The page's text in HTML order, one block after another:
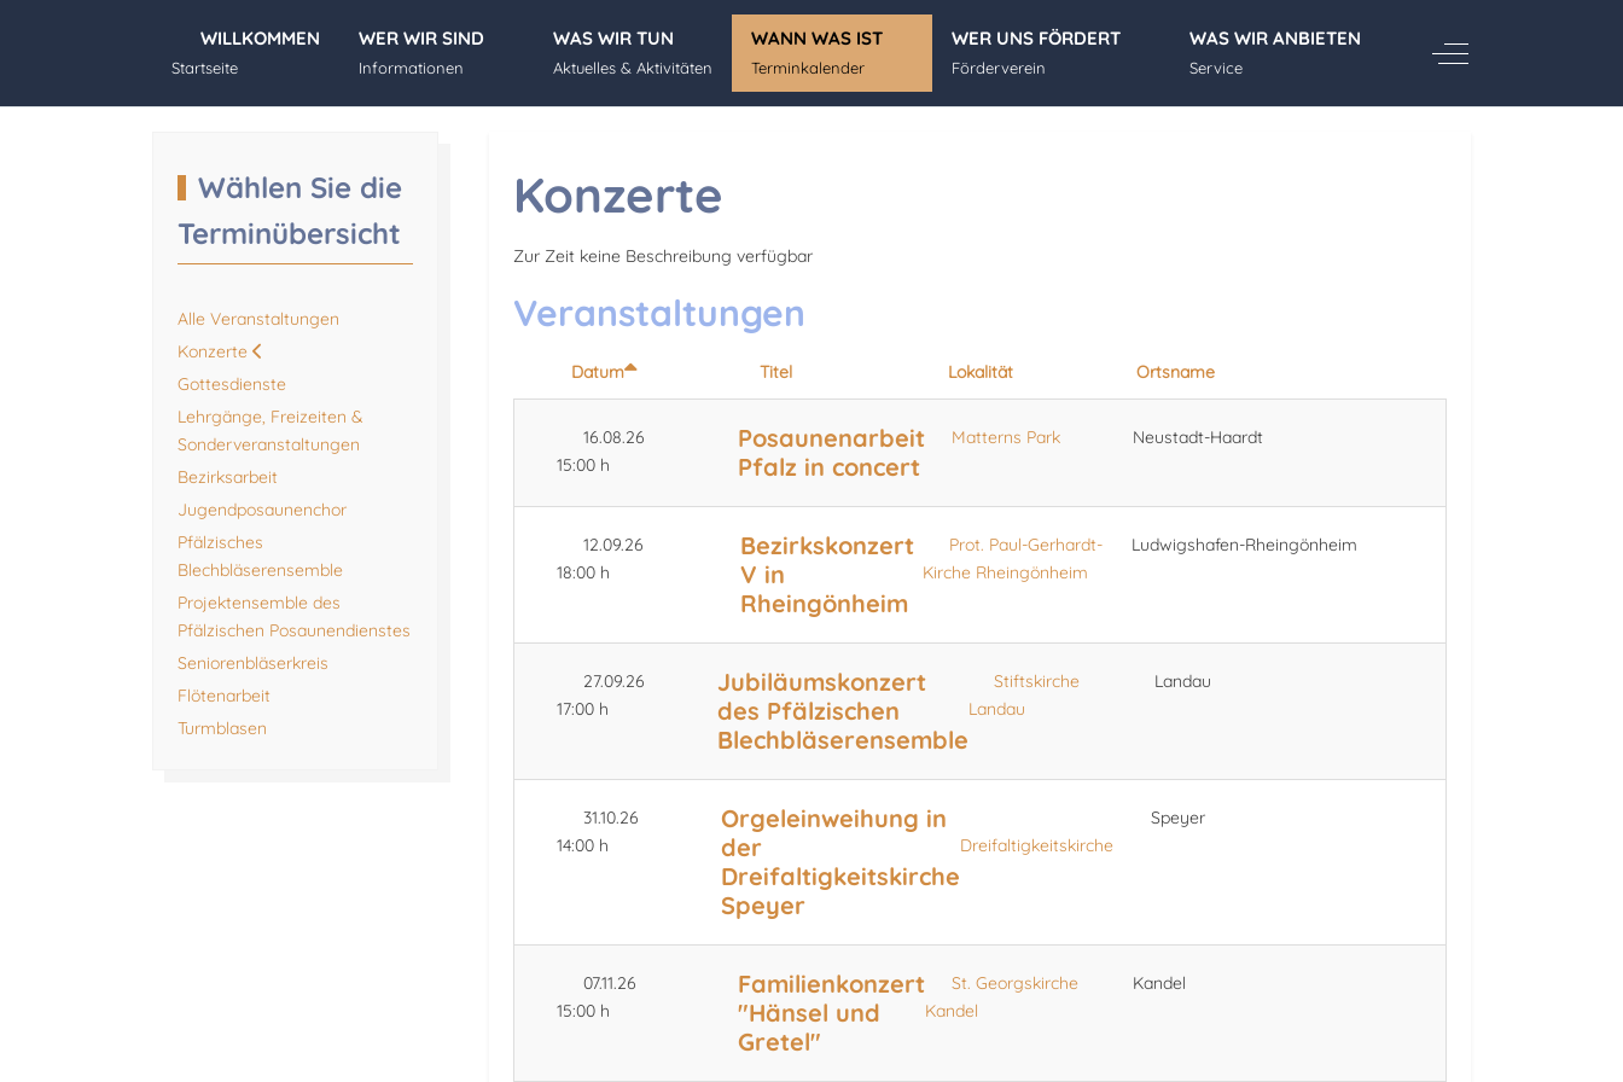
WILLKOMMEN
Startseite
WER WIR SIND
Informationen
WAS WIR TUN
Aktuelles & Aktivitäten
WANN WAS IST
Terminkalender
WER UNS FÖRDERT
Förderverein
WAS WIR ANBIETEN
Service
Off-Canvas Toggle
Wählen Sie die
Terminübersicht
Alle Veranstaltungen
Konzerte
Gottesdienste
Lehrgänge, Freizeiten &
Sonderveranstaltungen
Bezirksarbeit
Jugendposaunenchor
Pfälzisches
Blechbläserensemble
Projektensemble des
Pfälzischen Posaunendienstes
Seniorenbläserkreis
Flötenarbeit
Turmblasen
Konzerte
Zur Zeit keine Beschreibung verfügbar
Veranstaltungen
Datum Titel Lokalität Ortsname
16.08.26
15:00 h
Posaunenarbeit
Pfalz in concert
Matterns Park Neustadt-Haardt
12.09.26
18:00 h
Bezirkskonzert
V in
Rheingönheim
Prot. Paul-Gerhardt-
Kirche Rheingönheim
Ludwigshafen-Rheingönheim
27.09.26
17:00 h
Jubiläumskonzert
des Pfälzischen
Blechbläserensemble
Stiftskirche
Landau
Landau
31.10.26
14:00 h
Orgeleinweihung in
der
Dreifaltigkeitskirche
Speyer
Dreifaltigkeitskirche
Speyer
07.11.26
15:00 h
Familienkonzert
"Hänsel und
Gretel"
St. Georgskirche
Kandel
Kandel